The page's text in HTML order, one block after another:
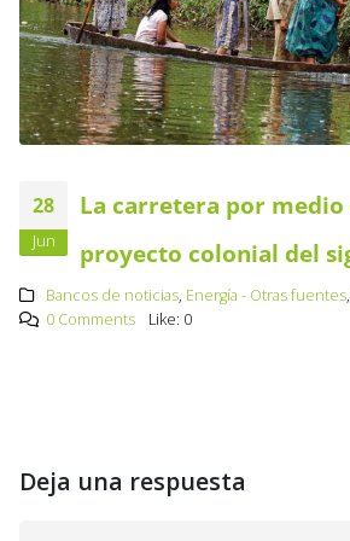
28
Jun
La carretera por medio
proyecto colonial del
Bancos de noticias, Energía - Otras fuentes,
0 Comments
Like: 0
Deja una respuesta